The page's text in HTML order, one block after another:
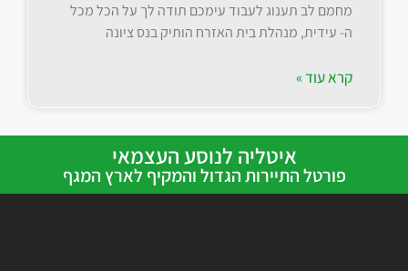
מחמם לב תענוג לעבוד עימכם תודה לך על הכל מכל
ה- עידית, מנהלת בית האזרח הותיק בנס ציונה
קרא עוד »
איטליה לנוסע העצמאי
פורטל התיירות הגדול והמקיף לארץ המגף